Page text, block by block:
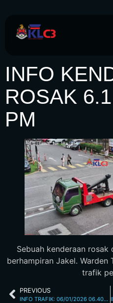
INFO
ROSAK
PM
Sebuah kenderaan
berhampiran Jakel. Warden
trafik
PREVIOUS
INFO TRAFIK: 06/01/2026 06.40PM